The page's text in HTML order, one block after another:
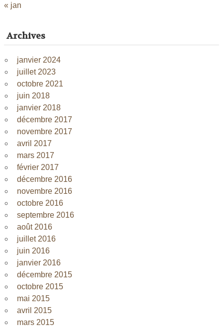
« jan
Archives
janvier 2024
juillet 2023
octobre 2021
juin 2018
janvier 2018
décembre 2017
novembre 2017
avril 2017
mars 2017
février 2017
décembre 2016
novembre 2016
octobre 2016
septembre 2016
août 2016
juillet 2016
juin 2016
janvier 2016
décembre 2015
octobre 2015
mai 2015
avril 2015
mars 2015